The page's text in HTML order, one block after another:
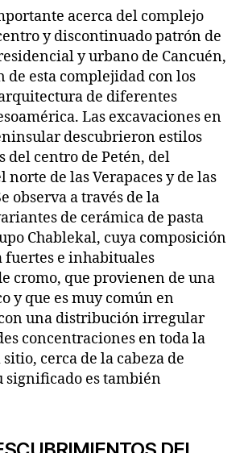
acerca del complejo
y discontinuado patrón de
y urbano de Cancuén,
de esta complejidad con los
de diferentes
Las excavaciones en
descubrieron estilos
del centro de Petén, del
norte de las Verapaces y de las
observa a través de la
de cerámica de pasta
Chablekal, cuya composición
fuertes e inhabituales
cromo, que provienen de una
y que es muy común en
una distribución irregular
concentraciones en toda la
cerca de la cabeza de
significado es también